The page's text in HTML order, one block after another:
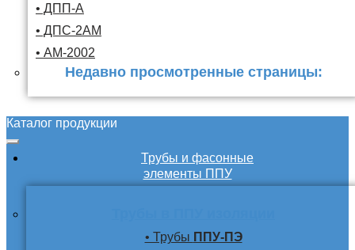
• ДПП-А
• ДПС-2АМ
• АМ-2002
Недавно просмотренные страницы:
Каталог продукции
Трубы и фасонные
элементы ППУ
• Трубы ППУ-ПЭ